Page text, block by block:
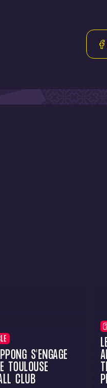
S'ENGAGE
TOULOUSE
CLUB